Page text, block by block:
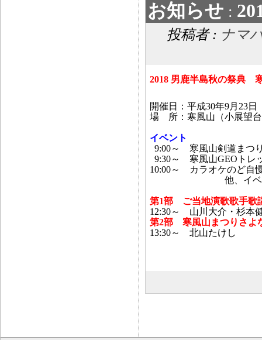
お知らせ :
投稿者 : ナマ
2018 男鹿半島秋の祭典
開催日：平成30年9月23日
場 所：寒風山（小展望
イベント
9:00～ 寒風山剣道まつ
9:30～ 寒風山GEOトレ
10:00～ カラオケのど自
他、イベント
第1部 ご当地演歌歌手歌
12:30～ 山川大介・杉
第2部 寒風山まつりさよ
13:30～ 北山たけし